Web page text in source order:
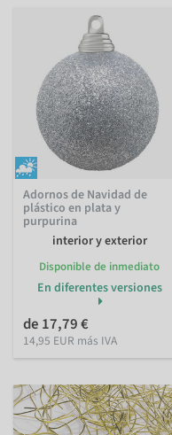
Adornos de Navidad de
plástico en plata y
purpurina
interior y exterior
Disponible de inmediato
En diferentes versiones
de 17,79 €
14,95 EUR más IVA